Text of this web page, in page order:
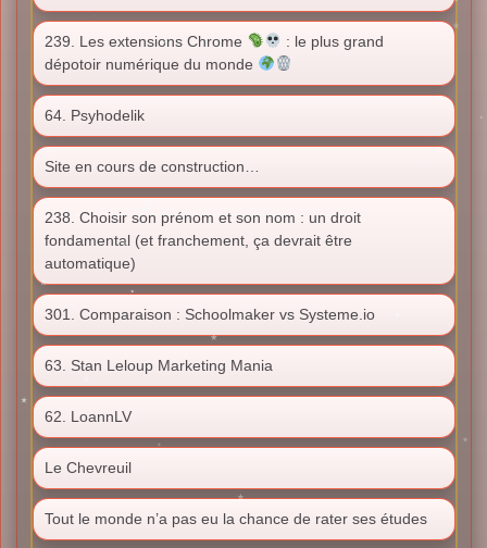
239. Les extensions Chrome
: le plus grand
dépotoir numérique du monde
64. Psyhodelik
Site en cours de construction…
238. Choisir son prénom et son nom : un droit
fondamental (et franchement, ça devrait être
automatique)
301. Comparaison : Schoolmaker vs Systeme.io
63. Stan Leloup Marketing Mania
62. LoannLV
Le Chevreuil
Tout le monde n’a pas eu la chance de rater ses études